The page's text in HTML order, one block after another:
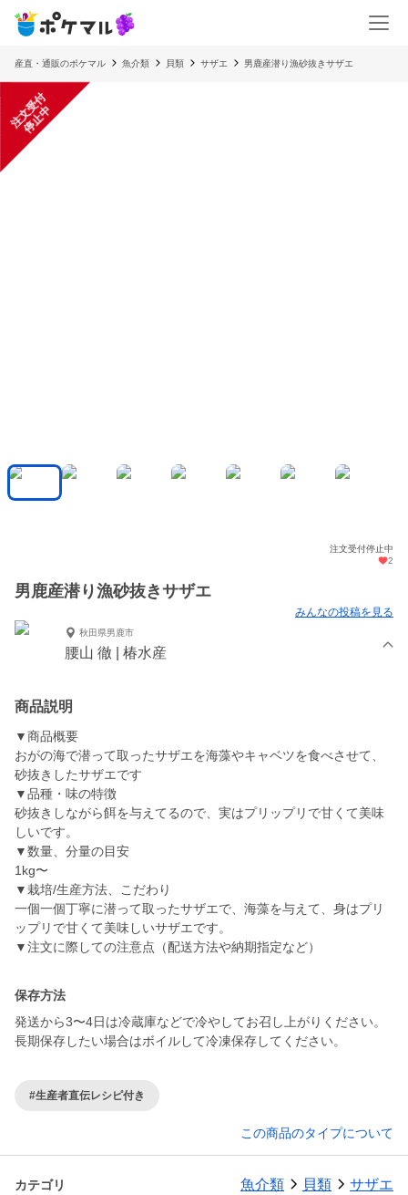
産直・通販のポケマル 魚介類 貝類 サザエ 男鹿産潜り漁砂抜きサザエ
注
文
受
付
停
止
中
注文受付停止中
2
男鹿産潜り漁砂抜きサザエ
みんなの投稿を見る
秋田県男鹿市
腰山 徹 | 椿水産
商品説明
▼商品概要
おがの海で潜って取ったサザエを海藻やキャベツを食べさせて、
砂抜きしたサザエです
▼品種・味の特徴
砂抜きしながら餌を与えてるので、実はプリップリで甘くて美味
しいです。
▼数量、分量の目安
1kg〜
▼栽培/生産方法、こだわり
一個一個丁寧に潜って取ったサザエで、海藻を与えて、身はプリ
ップリで甘くて美味しいサザエです。
▼注文に際しての注意点（配送方法や納期指定など）
保存方法
発送から3〜4日は冷蔵庫などで冷やしてお召し上がりください。
長期保存したい場合はボイルして冷凍保存してください。
#生産者直伝レシピ付き
この商品のタイプについて
カテゴリ 魚介類 貝類 サザエ